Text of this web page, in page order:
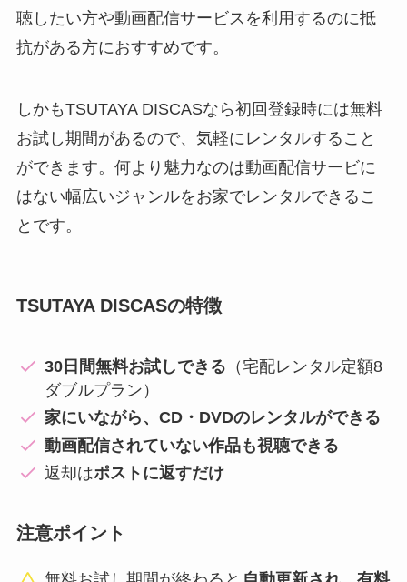
聴したい方や動画配信サービスを利用するのに抵
抗がある方におすすめです。
しかもTSUTAYA DISCASなら初回登録時には無料
お試し期間があるので、気軽にレンタルすること
ができます。何より魅力なのは動画配信サービに
はない幅広いジャンルをお家でレンタルできるこ
とです。
TSUTAYA DISCASの特徴
30日間無料お試しできる （宅配レンタル定額8
ダブルプラン）
家にいながら、CD・DVDのレンタルができる
動画配信されていない作品も視聴できる
返却はポストに返すだけ
注意ポイント